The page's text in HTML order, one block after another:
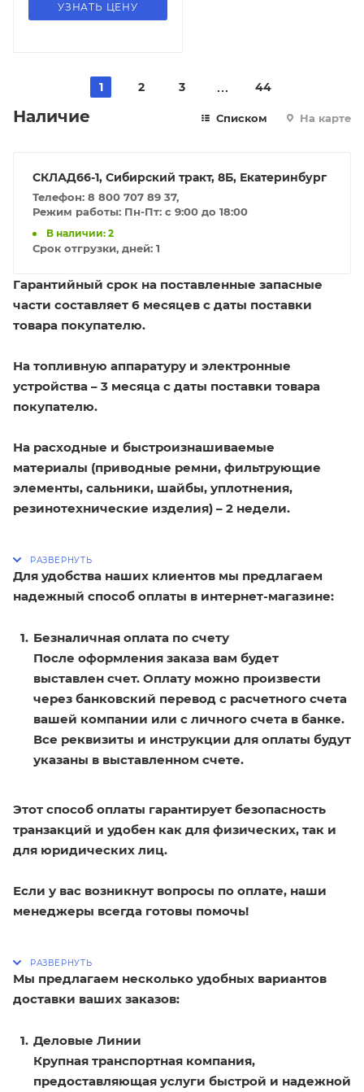
УЗНАТЬ ЦЕНУ
1 2 3 44
Наличие Списком На карте
СКЛАД66-1, Сибирский тракт, 8Б, Екатеринбург
Телефон: 8 800 707 89 37,
Режим работы: Пн-Пт: с 9:00 до 18:00
В наличии: 2
Срок отгрузки, дней: 1
Гарантийный срок на поставленные запасные
части составляет 6 месяцев с даты поставки
товара покупателю.
На топливную аппаратуру и электронные
устройства – 3 месяца с даты поставки товара
покупателю.
На расходные и быстроизнашиваемые
материалы (приводные ремни, фильтрующие
элементы, сальники, шайбы, уплотнения,
резинотехнические изделия) – 2 недели.
Для удобства наших клиентов мы предлагаем
надежный способ оплаты в интернет-магазине:
Безналичная оплата по счету
После оформления заказа вам будет
выставлен счет. Оплату можно произвести
через банковский перевод с расчетного счета
вашей компании или с личного счета в банке.
Все реквизиты и инструкции для оплаты будут
указаны в выставленном счете.
Этот способ оплаты гарантирует безопасность
транзакций и удобен как для физических, так и
для юридических лиц.
Если у вас возникнут вопросы по оплате, наши
менеджеры всегда готовы помочь!
Мы предлагаем несколько удобных вариантов
доставки ваших заказов:
Деловые Линии
Крупная транспортная компания,
предоставляющая услуги быстрой и надежной